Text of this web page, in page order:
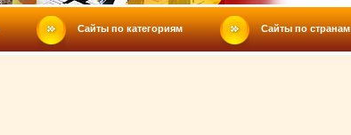
Сайты по категориям Сайты по странам